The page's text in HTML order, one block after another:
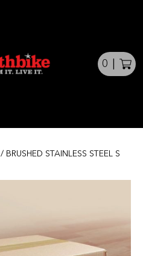
0
/ BRUSHED STAINLESS STEEL S